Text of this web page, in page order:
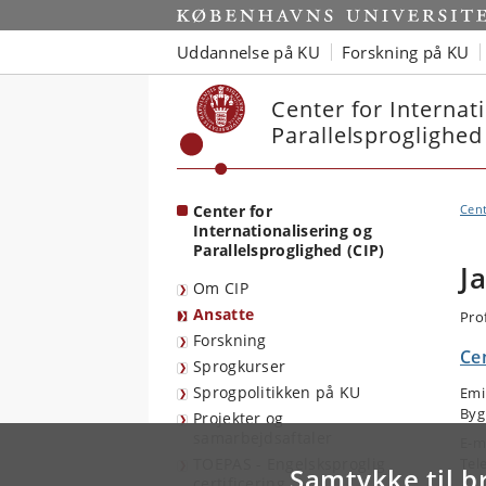
Start
Uddannelse på KU Forskning på KU
Center for
Parallelsproglighed
Center for
Internationalisering og
Parallelsproglighed (CIP)
Om CIP
Ansatte
Forskning
Sprogkurser
Sprogpolitikken på KU
Projekter og